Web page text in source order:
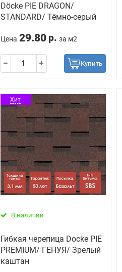
Döcke PIE DRAGON/
STANDARD/ Тёмно-серый
Цена 29.80 р. за м2
Купить
Хит
В наличии
Гибкая черепица Docke PIE
PREMIUM/ ГЕНУЯ/ Зрелый
каштан